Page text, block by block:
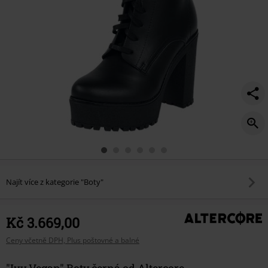
Najít více z kategorie "Boty"
Kč 3.669,00
Ceny včetně DPH, Plus poštovné a balné